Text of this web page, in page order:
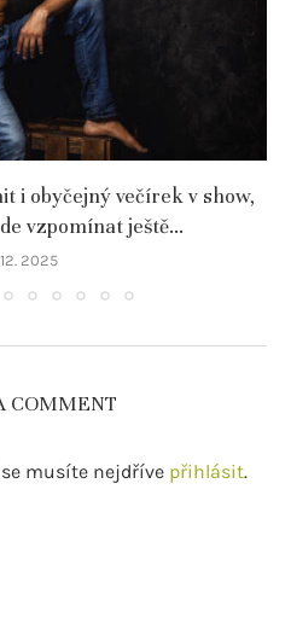
i obyčejný večírek v show,
vzpomínat ještě...
12. 2025
COMMENT
musíte nejdříve přihlásit.